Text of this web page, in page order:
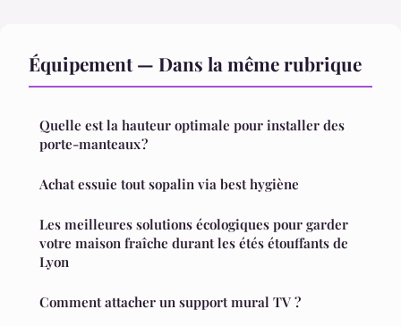
Équipement — Dans la même rubrique
Quelle est la hauteur optimale pour installer des
porte-manteaux ?
Achat essuie tout sopalin via best hygiène
Les meilleures solutions écologiques pour garder
votre maison fraîche durant les étés étouffants de
Lyon
Comment attacher un support mural TV ?